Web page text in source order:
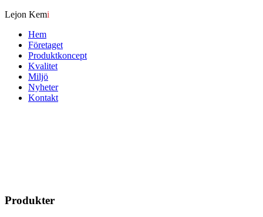
Lejon Kemi
Hem
Företaget
Produktkoncept
Kvalitet
Miljö
Nyheter
Kontakt
Produkter